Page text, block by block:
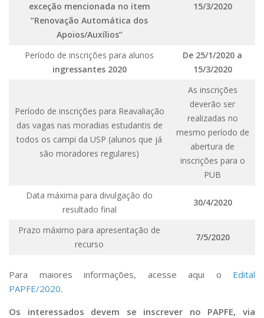
exceção mencionada no item
“Renovação Automática dos
Apoios/Auxílios”
15/3/2020
Período de inscrições para alunos
ingressantes 2020
De 25/1/2020 a
15/3/2020
Período de inscrições para Reavaliação
das vagas nas moradias estudantis de
todos os campi da USP (alunos que já
são moradores regulares)
As inscrições
deverão ser
realizadas no
mesmo período de
abertura de
inscrições para o
PUB
Data máxima para divulgação do
resultado final
30/4/2020
Prazo máximo para apresentação de
recurso
7/5/2020
Para maiores informações, acesse aqui o Edital
PAPFE/2020.
Os interessados devem se inscrever no PAPFE, via